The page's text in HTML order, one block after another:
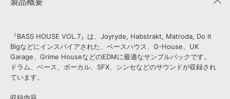
『BASS HOUSE VOL.7』は、Joyryde, Habstrakt, Matroda, Do it
Bigなどにインスパイアされた、ベースハウス、G-House、UK
Garage、Grime HouseなどのEDMに最適なサンプルパックです。
ドラム、ベース、ボーカル、SFX、シンセなどのサウンドが収録され
ています。